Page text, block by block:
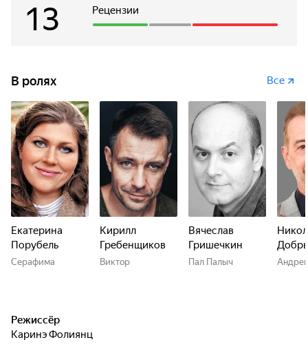
Рецензии
13
В ролях Все
Екатерина
Порубель
Серафима
Кирилл
Гребенщиков
Виктор
Вячеслав
Гришечкин
Пал Палыч
Режиссёр
Каринэ Фолиянц